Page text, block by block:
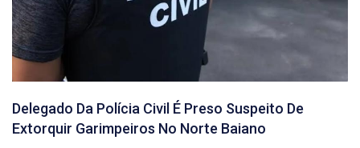
Delegado Da Polícia Civil É Preso Suspeito De
Extorquir Garimpeiros No Norte Baiano